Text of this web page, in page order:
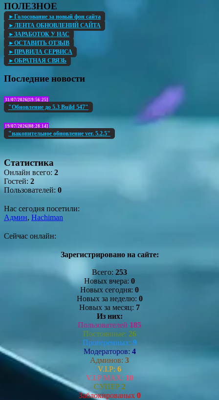
ПОЛЕЗНОЕ
►Голосование за новый фон сайта
►ЛЕНТА ОБНОВЛЕНИЙ САЙТА
►ЗАРАБОТОК У НАС
►ОСТАВИТЬ ОТЗЫВ
►ПРАВИЛА СЕРВИСА
►ОБРАТНАЯ СВЯЗЬ
Последние новости
31/07/2026[19:56:25]
"Обновление до 5.3 Build 547"
19/07/2026[08:28:14]
"накопительное обновление ver. 5.2.5"
Статистика
Онлайн всего: 2
Гостей: 2
Пользователей: 0
Нас сегодня посетили:
Админ, Hachiman
Сейчас онлайн:
Зарегистрировано на сайте:
Всего: 253
Новых вчера: 0
Новых сегодня: 0
Новых за неделю: 0
Новых за месяц: 7
Из них:
Пользователей 185
Постоянные: 26
Проверенных: 9
Модераторов: 4
Админов: 3
V.I.P: 6
V.I.P MAX: 10
СУПЕР 2
Заблокированых 0